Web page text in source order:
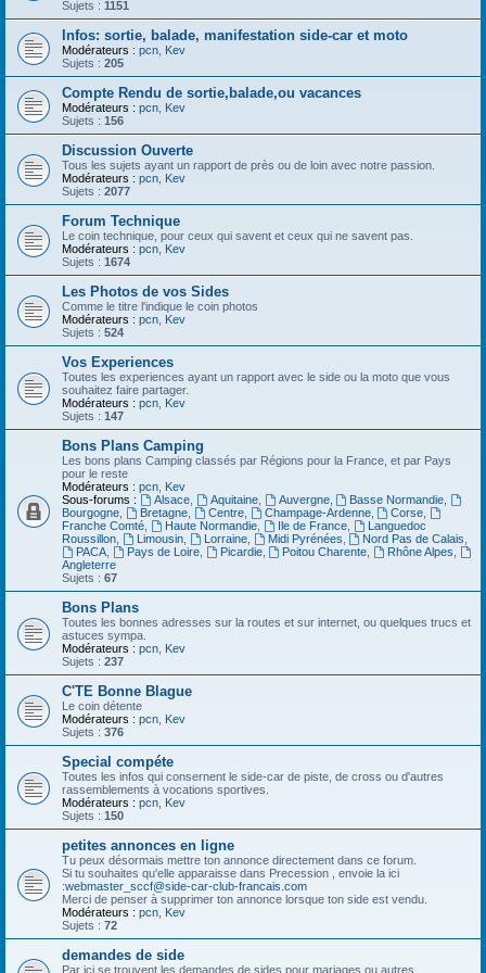
Sujets : 1151
Infos: sortie, balade, manifestation side-car et moto
Modérateurs : pcn Kev
Sujets : 205
Compte Rendu de sortie,balade,ou vacances
Modérateurs : pcn Kev
Sujets : 156
Discussion Ouverte
Tous les sujets ayant un rapport de près ou de loin avec notre passion.
Modérateurs : pcn Kev
Sujets : 2077
Forum Technique
Le coin technique, pour ceux qui savent et ceux qui ne savent pas.
Modérateurs : pcn Kev
Sujets : 1674
Les Photos de vos Sides
Comme le titre l'indique le coin photos
Modérateurs : pcn Kev
Sujets : 524
Vos Experiences
Toutes les experiences ayant un rapport avec le side ou la moto que vous
souhaitez faire partager.
Modérateurs : pcn Kev
Sujets : 147
Bons Plans Camping
Les bons plans Camping classés par Régions pour la France, et par Pays
pour le reste
Modérateurs : pcn Kev
Sous-forums :
Alsace, Aquitaine, Auvergne, Basse Normandie
Bourgogne
Bretagne, Centre, Champage-Ardenne, Corse
Franche Comté
Haute Normandie, Ile de France,
Languedoc
Roussillon
Limousin, Lorraine, Midi Pyrénées Nord Pas de Calais
PACA, Pays de Loire, Picardie, Poitou Charente Rhône Alpes
Angleterre
Sujets : 67
Bons Plans
Toutes les bonnes adresses sur la routes et sur internet, ou quelques trucs et
astuces sympa.
Modérateurs : pcn Kev
Sujets : 237
C'TE Bonne Blague
Le coin détente
Modérateurs : pcn Kev
Sujets : 376
Special compéte
Toutes les infos qui consernent le side-car de piste, de cross ou d'autres
rassemblements à vocations sportives.
Modérateurs : pcn Kev
Sujets : 150
petites annonces en ligne
Tu peux désormais mettre ton annonce directement dans ce forum.
Si tu souhaites qu'elle apparaisse dans Precession , envoie la ici
:webmaster_sccf@side-car-club-francais.com
Merci de penser à supprimer ton annonce lorsque ton side est vendu.
Modérateurs : pcn Kev
Sujets : 72
demandes de side
Par ici se trouvent les demandes de sides pour mariages ou autres